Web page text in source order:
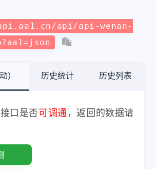
api/api-wenan-
） 历史统计 历史列表
接口是否 可调通 ，返回的数据请